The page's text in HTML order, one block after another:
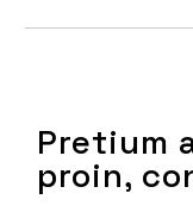
Pretium
proin,